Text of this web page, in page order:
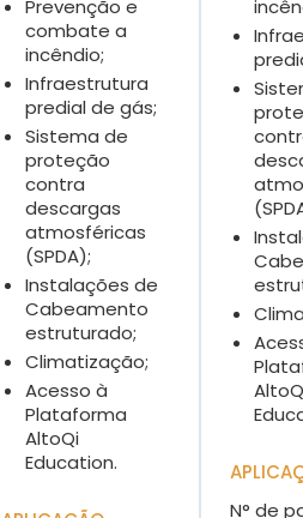
Prevenção e
combate a
incêndio;
Infraestrutura
predial de gás;
Sistema de
proteção
contra
descargas
atmosféricas
(SPDA);
Instalações de
Cabeamento
estruturado;
Climatização;
Acesso à
Plataforma
AltoQi
Education.
N° de